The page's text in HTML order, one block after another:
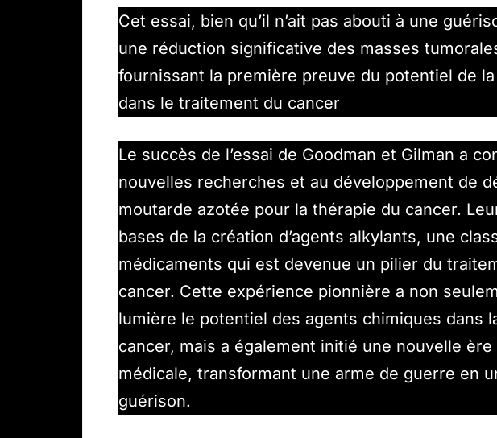
Cet essai, bien qu’il n’ait pas abouti à une
une réduction significative des masses
fournissant la première preuve du potentiel de
dans le traitement du cancer
Le succès de l’essai de Goodman et Gilman a
nouvelles recherches et au développement de
moutarde azotée pour la thérapie du cancer.
bases de la création d’agents alkylants, une
médicaments qui est devenue un pilier du
cancer. Cette expérience pionnière a non
lumière le potentiel des agents chimiques dans
cancer, mais a également initié une nouvelle
médicale, transformant une arme de guerre en
guérison.